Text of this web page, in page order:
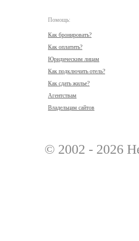
Помощь:
Как бронировать?
Как оплатить?
Юридическим лицам
Как подключить отель?
Как сдать жилье?
Агентствам
Владельцам сайтов
© 2002 - 2026